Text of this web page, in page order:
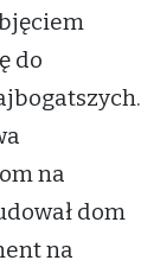
do
na
dom
na